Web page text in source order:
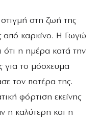
στη ζωή της
από καρκίνο. Η Γωγώ
ότι η ημέρα κατά την
για το μόσχευμα
τον πατέρα της.
φόρτιση εκείνης
η καλύτερη και η